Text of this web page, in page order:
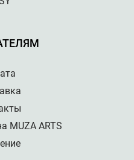
MUZA ARTS